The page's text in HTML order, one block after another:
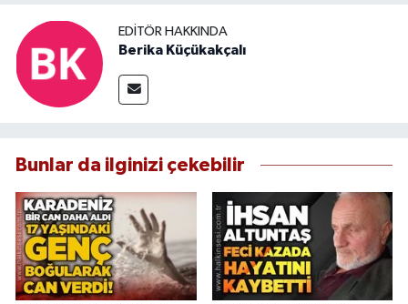
EDITÖR HAKKINDA
Berika Küçükakçalı
Bunlar da ilginizi çekebilir